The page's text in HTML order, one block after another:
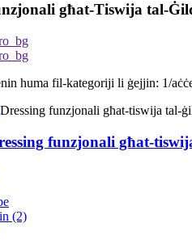
għat-Tiswija tal-
huma fil-kategoriji li ġejjin: 1/
funzjonali għat-